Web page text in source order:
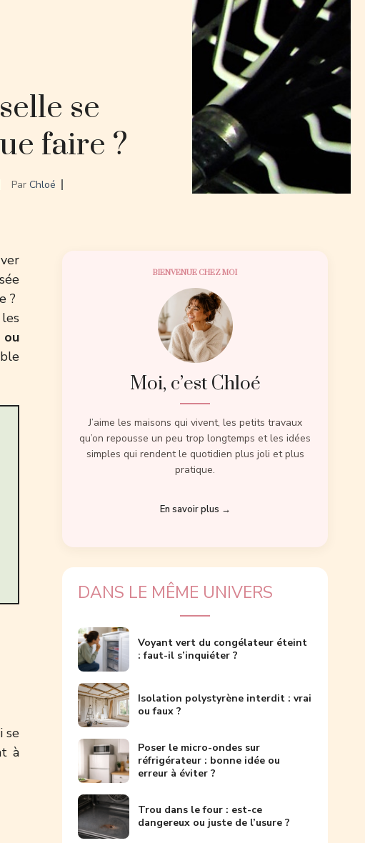
se
faire ?
Par Chloé
?
ou
se
à
BIENVENUE CHEZ MOI
Moi, c’est Chloé
J’aime les maisons qui vivent, les petits travaux
qu’on repousse un peu trop longtemps et les idées
simples qui rendent le quotidien plus joli et plus
pratique.
En savoir plus →
DANS LE MÊME UNIVERS
Voyant vert du congélateur éteint
: faut-il s’inquiéter ?
Isolation polystyrène interdit : vrai
ou faux ?
Poser le micro-ondes sur
réfrigérateur : bonne idée ou
erreur à éviter ?
Trou dans le four : est-ce
dangereux ou juste de l’usure ?